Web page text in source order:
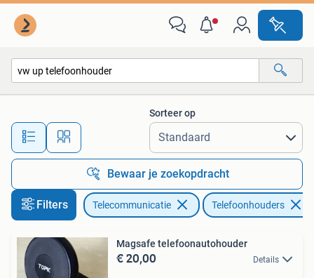
Alle afstanden…
Sorteer op
Bewaar je zoekopdracht
Filters Telecommunicatie Telefoonhouders
Magsafe telefoonautohouder
€ 20,00 Details